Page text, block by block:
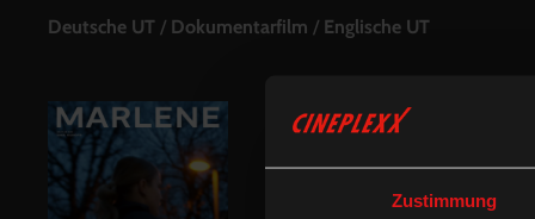
Zustimmung
Deutsche UT / Dokumentarfilm / Englische UT